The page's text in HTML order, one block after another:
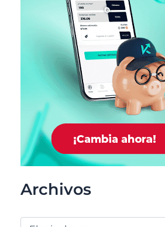
Archivos